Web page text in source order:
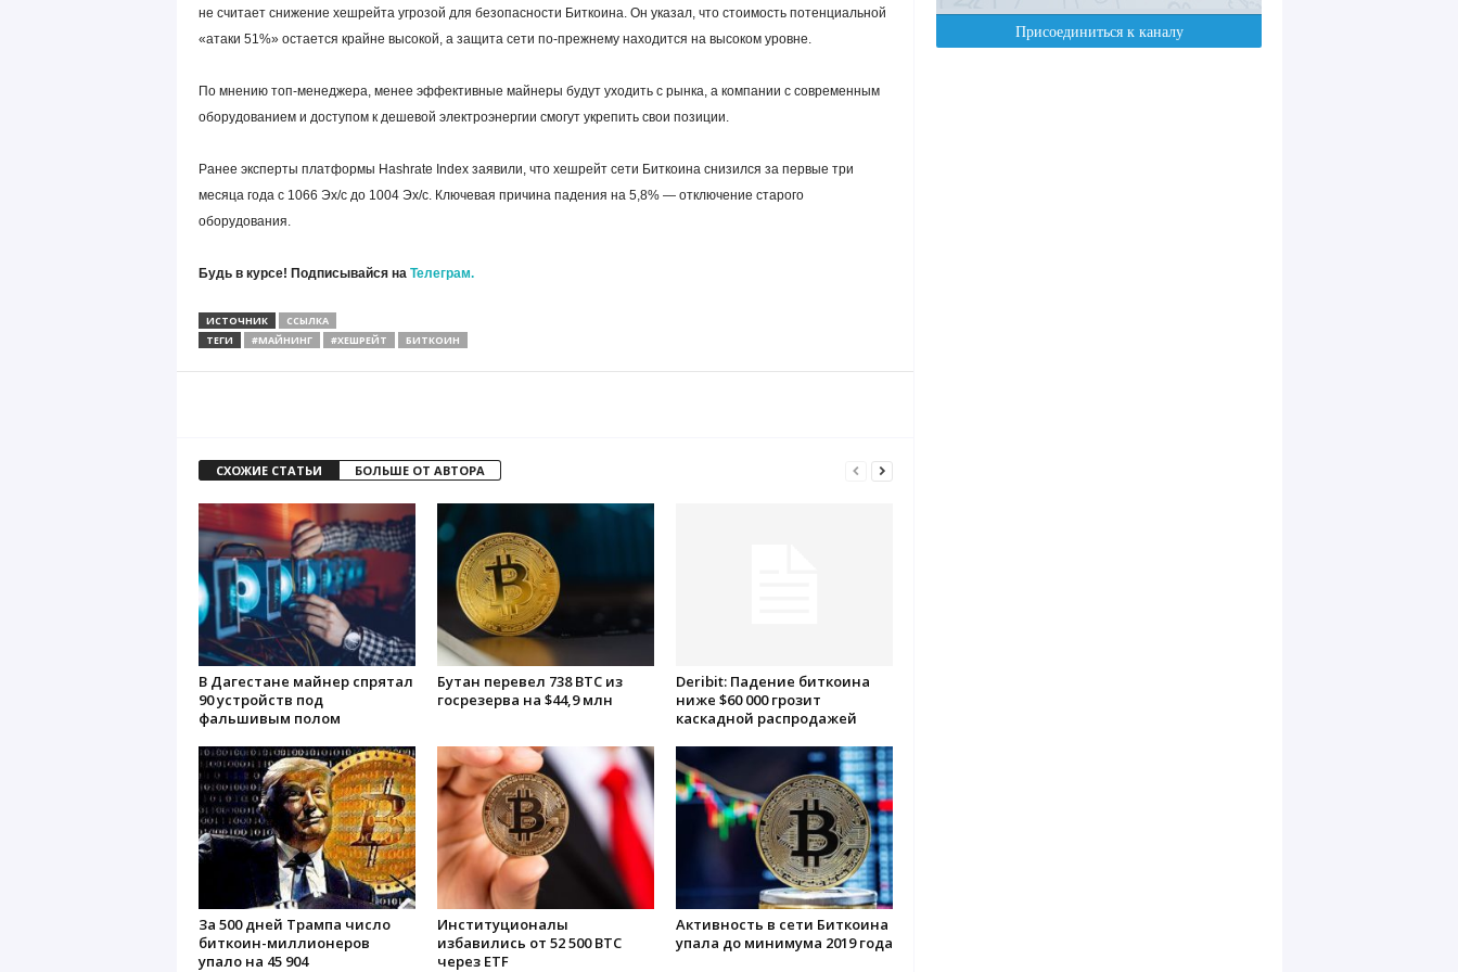
не считает снижение хешрейта угрозой для безопасности Биткоина. Он указал, что стоимость потенциальной
«атаки 51%» остается крайне высокой, а защита сети по-прежнему находится на высоком уровне.
По мнению топ-менеджера, менее эффективные майнеры будут уходить с рынка, а компании с современным
оборудованием и доступом к дешевой электроэнергии смогут укрепить свои позиции.
Ранее эксперты платформы Hashrate Index заявили, что хешрейт сети Биткоина снизился за первые три
месяца года с 1066 Эх/с до 1004 Эх/с. Ключевая причина падения на 5,8% — отключение старого
оборудования.
Будь в курсе! Подписывайся на Телеграм.
ИСТОЧНИК
ССЫЛКА
ТЕГИ
#МАЙНИНГ #ХЕШРЕЙТ БИТКОИН
СХОЖИЕ СТАТЬИ БОЛЬШЕ ОТ АВТОРА
В Дагестане майнер спрятал
90 устройств под
фальшивым полом
Бутан перевел 738 BTC из
госрезерва на $44,9 млн
Deribit: Падение биткоина
ниже $60 000 грозит
каскадной распродажей
За 500 дней Трампа число
биткоин-миллионеров
упало на 45 904
Институционалы
избавились от 52 500 BTC
через ETF
Активность в сети Биткоина
упала до минимума 2019 года